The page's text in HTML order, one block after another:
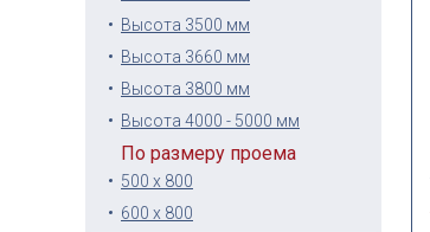
Высота 3500 мм
Высота 3660 мм
Высота 3800 мм
Высота 4000 - 5000 мм
По размеру проема
500 x 800
600 x 800